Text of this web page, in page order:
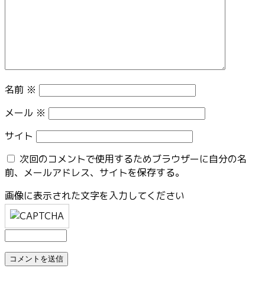
名前 ※
メール ※
サイト
次回のコメントで使用するためブラウザーに自分の名
前、メールアドレス、サイトを保存する。
画像に表示された文字を入力してください